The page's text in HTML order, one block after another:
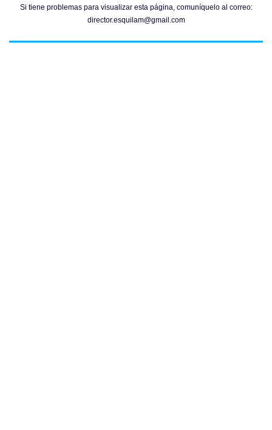
Si tiene problemas para visualizar esta página, comuníquelo al correo:
director.esquilam@gmail.com